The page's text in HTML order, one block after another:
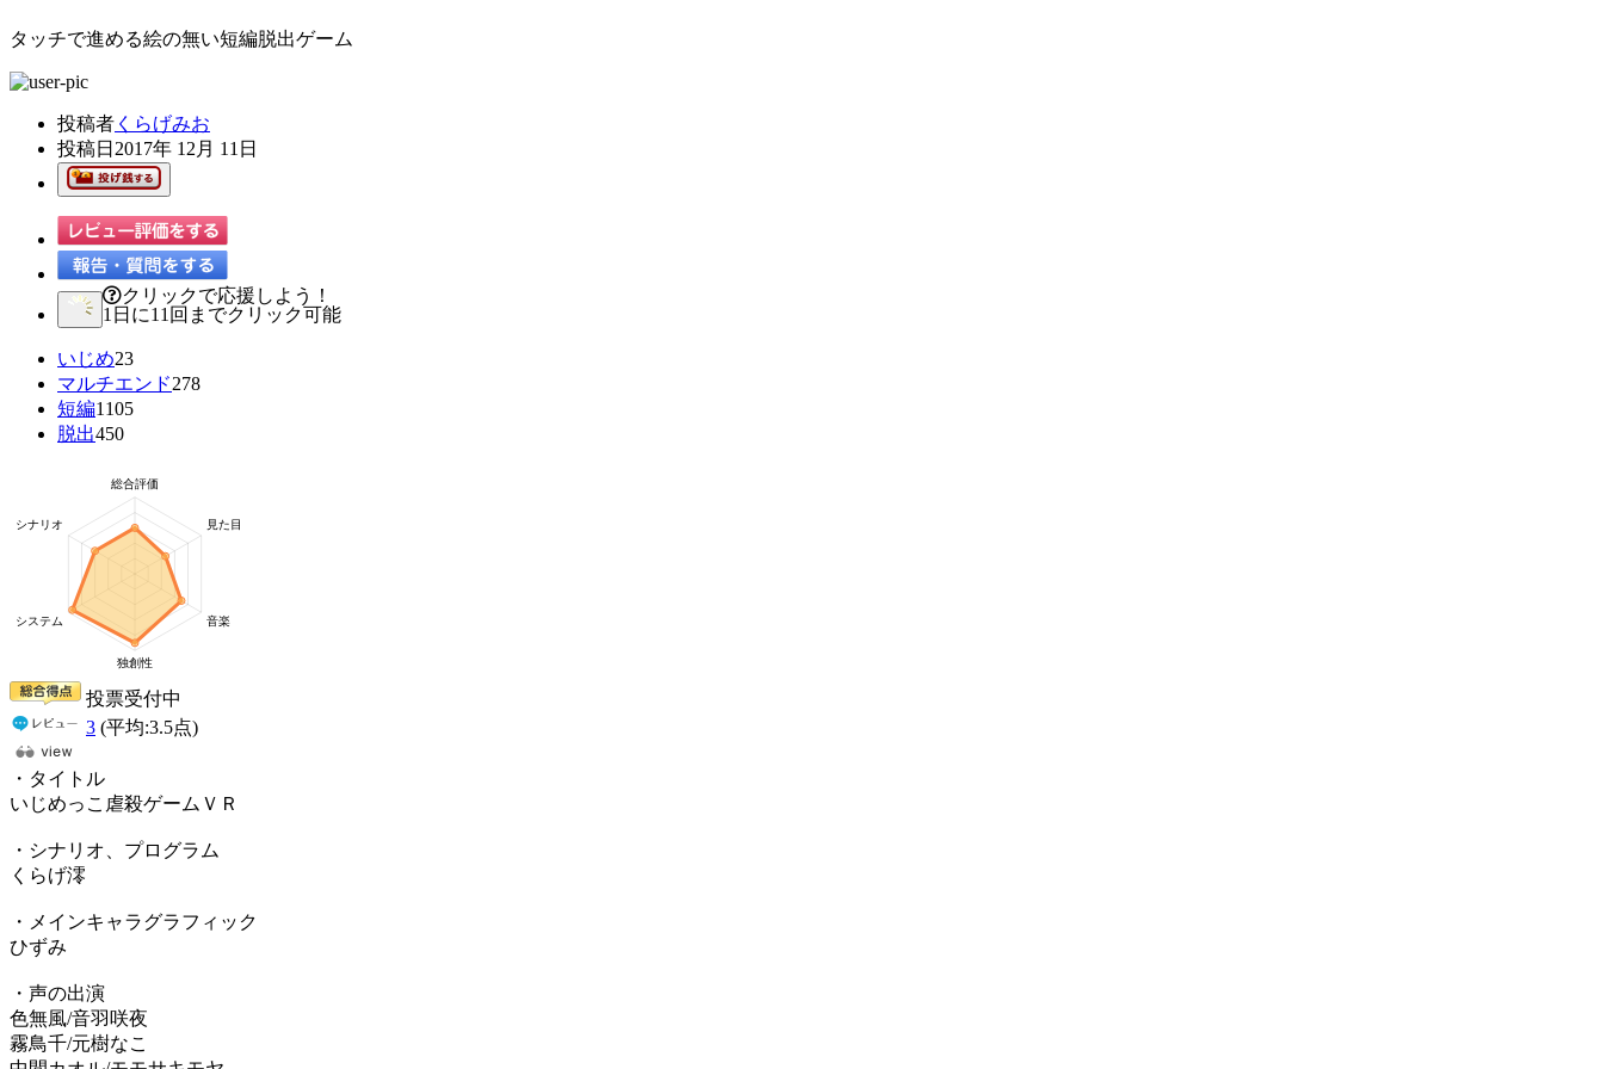
タッチで進める絵の無い短編脱出ゲーム
投稿者 くらげみお
投稿日 2017年 12月 11日
クリックで応援しよう！
1日に11回までクリック可能
いじめ23
マルチエンド278
短編1105
脱出450
投票受付中
3 (平均:3.5点)
・タイトル
いじめっこ虐殺ゲームＶＲ
・シナリオ、プログラム
くらげ澪
・メインキャラグラフィック
ひずみ
・声の出演
色無風/音羽咲夜
霧鳥千/元樹なこ